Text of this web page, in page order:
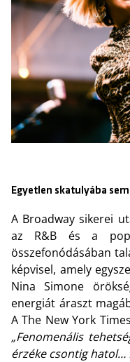
Egyetlen skatulyába
A Broadway sikerei
az R&B és a pop
összefonódásában
képvisel, amely
Nina Simone
energiát áraszt
A The New York
„Fenomenális
érzéke csontig hatol…